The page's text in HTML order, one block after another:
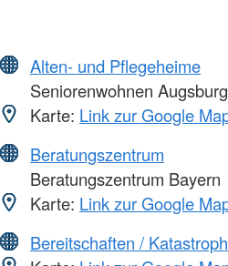
Alten- und Pflegeheime
Seniorenwohnen
Karte: Link zur Google
Beratungszentrum
Beratungszentrum Bayern
Karte: Link zur Google
Bereitschaften /